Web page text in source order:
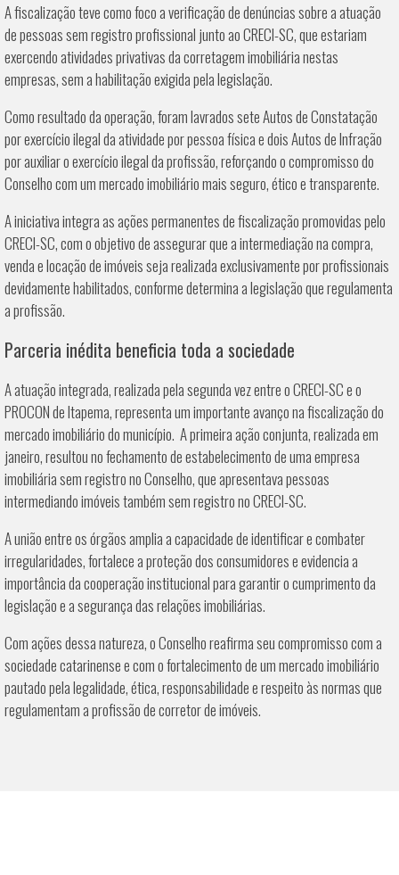
A fiscalização teve como foco a verificação de denúncias sobre a atuação
de pessoas sem registro profissional junto ao CRECI-SC, que estariam
exercendo atividades privativas da corretagem imobiliária nestas
empresas, sem a habilitação exigida pela legislação.
Como resultado da operação, foram lavrados sete Autos de Constatação
por exercício ilegal da atividade por pessoa física e dois Autos de Infração
por auxiliar o exercício ilegal da profissão, reforçando o compromisso do
Conselho com um mercado imobiliário mais seguro, ético e transparente.
A iniciativa integra as ações permanentes de fiscalização promovidas pelo
CRECI-SC, com o objetivo de assegurar que a intermediação na compra,
venda e locação de imóveis seja realizada exclusivamente por profissionais
devidamente habilitados, conforme determina a legislação que regulamenta
a profissão.
Parceria inédita beneficia toda a sociedade
A atuação integrada, realizada pela segunda vez entre o CRECI-SC e o
PROCON de Itapema, representa um importante avanço na fiscalização do
mercado imobiliário do município. A primeira ação conjunta, realizada em
janeiro, resultou no fechamento de estabelecimento de uma empresa
imobiliária sem registro no Conselho, que apresentava pessoas
intermediando imóveis também sem registro no CRECI-SC.
A união entre os órgãos amplia a capacidade de identificar e combater
irregularidades, fortalece a proteção dos consumidores e evidencia a
importância da cooperação institucional para garantir o cumprimento da
legislação e a segurança das relações imobiliárias.
Com ações dessa natureza, o Conselho reafirma seu compromisso com a
sociedade catarinense e com o fortalecimento de um mercado imobiliário
pautado pela legalidade, ética, responsabilidade e respeito às normas que
regulamentam a profissão de corretor de imóveis.